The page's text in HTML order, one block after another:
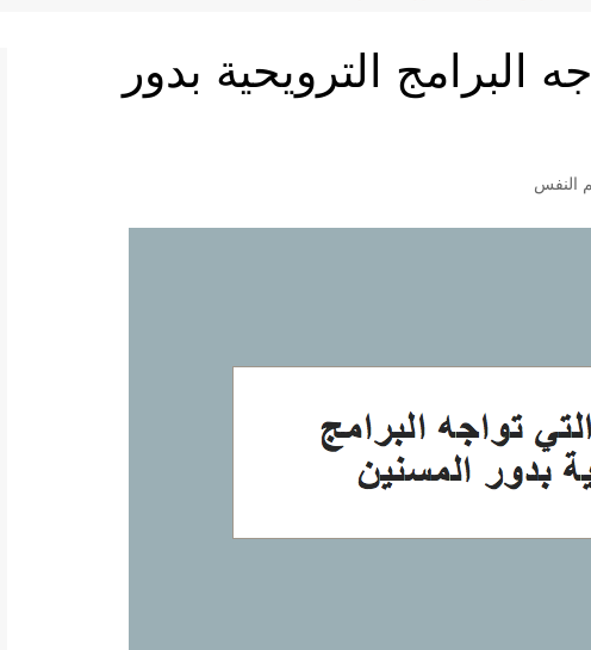
منهجية البحث العلميالبرامج الترويحية بدور
النفس